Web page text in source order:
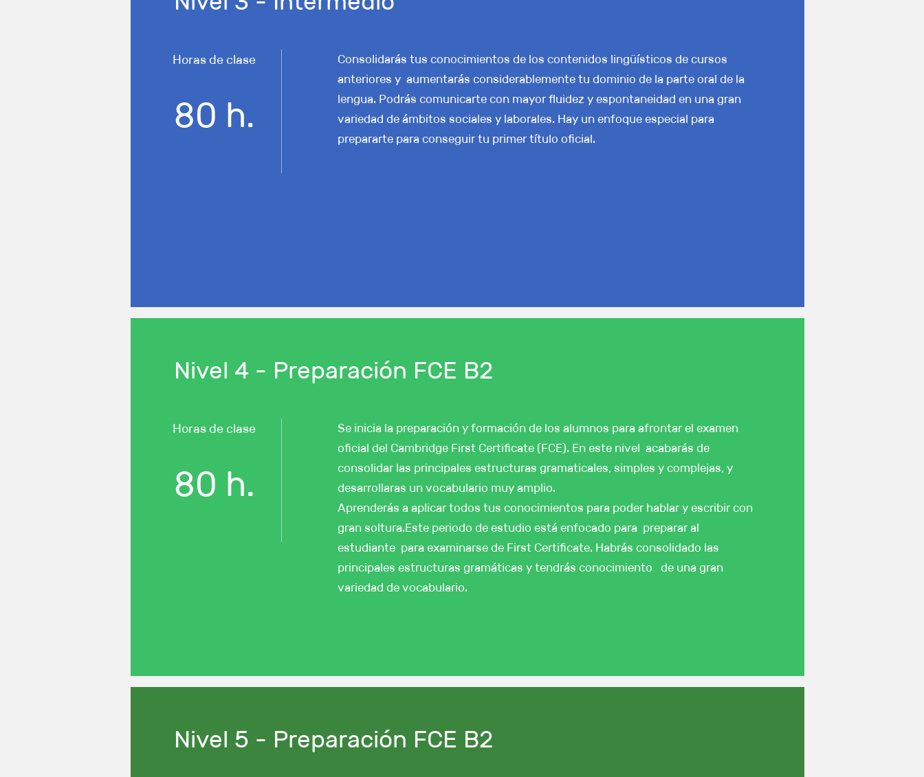
Horas de clase
80 h.
Consolidarás tus conocimientos de los contenidos lingüísticos de cursos
anteriores y aumentarás considerablemente tu dominio de la parte oral de la
lengua. Podrás comunicarte con mayor fluidez y espontaneidad en una gran
variedad de ámbitos sociales y laborales. Hay un enfoque especial para
prepararte para conseguir tu primer título oficial.
Nivel 4 - Preparación FCE B2
Horas de clase
80 h.
Se inicia la preparación y formación de los alumnos para afrontar el examen
oficial del Cambridge First Certificate (FCE). En este nivel acabarás de
consolidar las principales estructuras gramaticales, simples y complejas, y
desarrollaras un vocabulario muy amplio.
Aprenderás a aplicar todos tus conocimientos para poder hablar y escribir con
gran soltura.Este periodo de estudio está enfocado para preparar al
estudiante para examinarse de First Certificate. Habrás consolidado las
principales estructuras gramáticas y tendrás conocimiento de una gran
variedad de vocabulario.
Nivel 5 - Preparación FCE B2